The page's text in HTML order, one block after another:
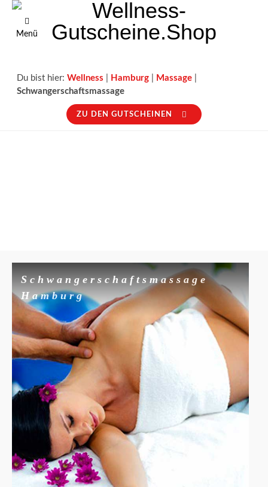
Menü
Du bist hier: Wellness Hamburg Massage
Schwangerschaftsmassage
ZU DEN GUTSCHEINEN
Schwangerschaftsmassage
Hamburg